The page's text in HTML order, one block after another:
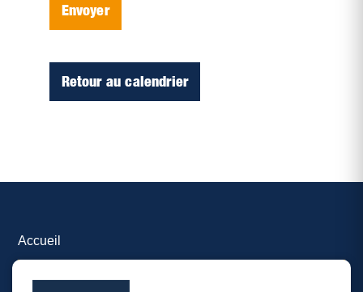
Envoyer
Retour au calendrier
Accueil
Inscrire un événement